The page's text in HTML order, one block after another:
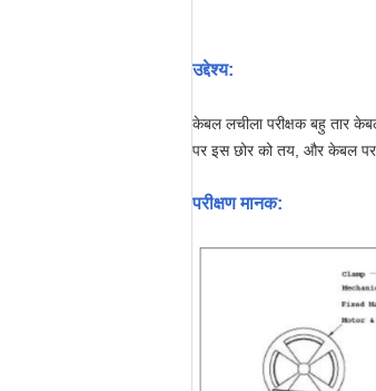
उद्देश्य:
केबल लचीला परीक्षक बहु तार
पर इस छोर को तय, और केबल पर
परीक्षण मानक: